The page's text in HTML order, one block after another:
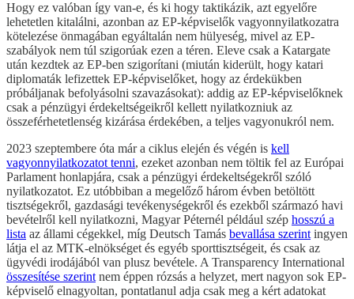
Hogy ez valóban így van-e, és ki hogy taktikázik, azt egyelőre
lehetetlen kitalálni, azonban az EP-képviselők vagyonnyilatkozatra
kötelezése önmagában egyáltalán nem hülyeség, mivel az EP-
szabályok nem túl szigorúak ezen a téren. Eleve csak a Katargate
után kezdtek az EP-ben szigorítani (miután kiderült, hogy katari
diplomaták lefizettek EP-képviselőket, hogy az érdekükben
próbáljanak befolyásolni szavazásokat): addig az EP-képviselőknek
csak a pénzügyi érdekeltségeikről kellett nyilatkozniuk az
összeférhetetlenség kizárása érdekében, a teljes vagyonukról nem.
2023 szeptembere óta már a ciklus elején és végén is kell
vagyonnyilatkozatot tenni, ezeket azonban nem töltik fel az Európai
Parlament honlapjára, csak a pénzügyi érdekeltségekről szóló
nyilatkozatot. Ez utóbbiban a megelőző három évben betöltött
tisztségekről, gazdasági tevékenységekről és ezekből származó havi
bevételről kell nyilatkozni, Magyar Péternél például szép hosszú a
lista az állami cégekkel, míg Deutsch Tamás bevallása szerint ingyen
látja el az MTK-elnökséget és egyéb sporttisztségeit, és csak az
ügyvédi irodájából van plusz bevétele. A Transparency International
összesítése szerint nem éppen rózsás a helyzet, mert nagyon sok EP-
képviselő elnagyoltan, pontatlanul adja csak meg a kért adatokat